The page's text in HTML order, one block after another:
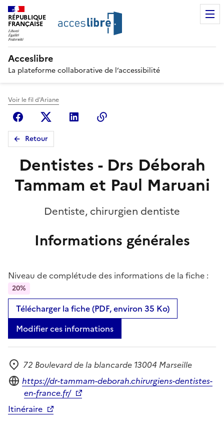
RÉPUBLIQUE
FRANÇAISE
Acceslibre
La plateforme collaborative de l’accessibilité
Voir le fil d'Ariane
FacebookX (anciennement Twitter)
Linkedin
Retour
Dentistes - Drs Déborah
Tammam et Paul Maruani
Dentiste, chirurgien dentiste
Informations générales
Niveau de complétude des informations de la fiche :
20%
Télécharger la fiche (PDF, environ 35 Ko)
Modifier ces informations
Adresse
72 Boulevard de la blancarde 13004 Marseille
Site internet
https://dr-tammam-deborah.chirurgiens-dentistes-
en-france.fr/
Itinéraire